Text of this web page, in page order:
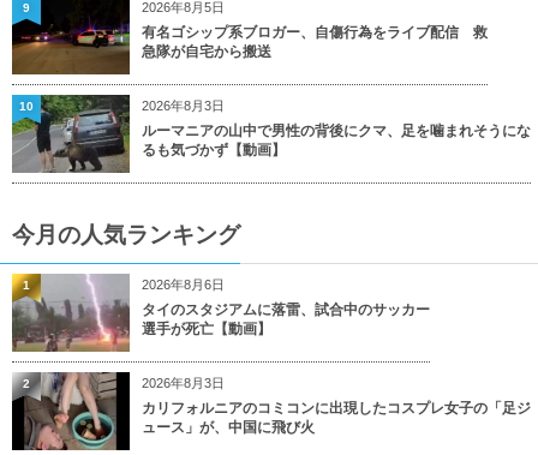
2026年8月5日
有名ゴシップ系ブロガー、自傷行為をライブ配信 救
急隊が自宅から搬送
9
2026年8月3日
ルーマニアの山中で男性の背後にクマ、足を噛まれそうにな
るも気づかず【動画】
10
今月の人気ランキング
2026年8月6日
タイのスタジアムに落雷、試合中のサッカー
選手が死亡【動画】
1
2026年8月3日
カリフォルニアのコミコンに出現したコスプレ女子の「足ジ
ュース」が、中国に飛び火
2